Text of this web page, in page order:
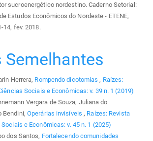
sucroenergético nordestino. Caderno Setorial:
Estudos Econômicos do Nordeste - ETENE,
14, fev. 2018.
Herrera, Rompendo dicotomias, Raízes:
Sociais e Econômicas: v. 39 n. 1 (2019)
Vergara de Souza, Juliana do
Bendini, Operárias invisíveis, Raízes: Revista
e Econômicas: v. 45 n. 1 (2025)
dos Santos, Fortalecendo comunidades